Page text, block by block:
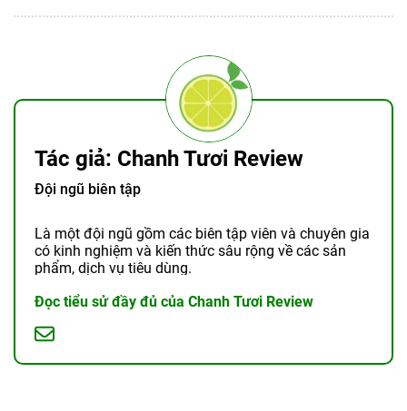
Tác giả: Chanh Tươi Review
Đội ngũ biên tập
Là một đội ngũ gồm các biên tập viên và chuyên gia
có kinh nghiệm và kiến thức sâu rộng về các sản
phẩm, dịch vụ tiêu dùng.
Đọc tiểu sử đầy đủ của Chanh Tươi Review